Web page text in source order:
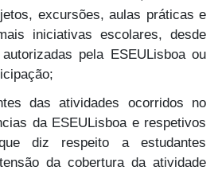
excursões, aulas práticas e
iniciativas escolares, desde
pela ESEULisboa ou
das atividades ocorridos no
da ESEULisboa e respetivos
diz respeito a estudantes
da cobertura da atividade